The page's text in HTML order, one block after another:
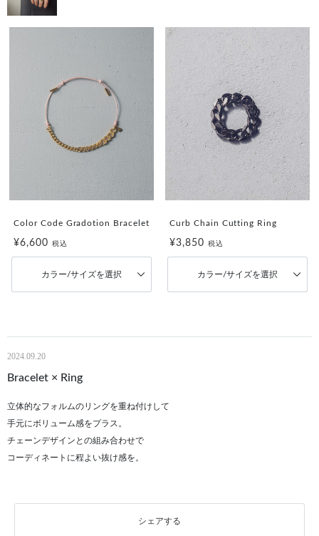
Color Code Gradotion Bracelet
¥6,600 税込
カラー/サイズを選択
Curb Chain Cutting Ring
¥3,850 税込
カラー/サイズを選択
2024.09.20
Bracelet × Ring
立体的なフォルムのリングを重ね付けして
手元にボリューム感をプラス。
チェーンデザインとの組み合わせで
コーディネートに程よい抜け感を。
シェアする